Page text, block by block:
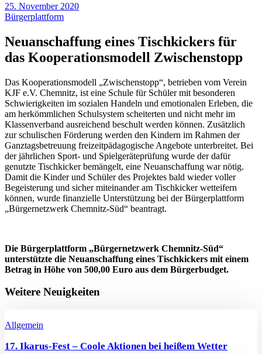
25. November 2020
Bürgerplattform
Neuanschaffung eines Tischkickers für
das Kooperationsmodell Zwischenstopp
Das Kooperationsmodell „Zwischenstopp“, betrieben vom Verein
KJF e.V. Chemnitz, ist eine Schule für Schüler mit besonderen
Schwierigkeiten im sozialen Handeln und emotionalen Erleben, die
am herkömmlichen Schulsystem scheiterten und nicht mehr im
Klassenverband ausreichend beschult werden können. Zusätzlich
zur schulischen Förderung werden den Kindern im Rahmen der
Ganztagsbetreuung freizeitpädagogische Angebote unterbreitet. Bei
der jährlichen Sport- und Spielgeräteprüfung wurde der dafür
genutzte Tischkicker bemängelt, eine Neuanschaffung war nötig.
Damit die Kinder und Schüler des Projektes bald wieder voller
Begeisterung und sicher miteinander am Tischkicker wetteifern
können, wurde finanzielle Unterstützung bei der Bürgerplattform
„Bürgernetzwerk Chemnitz-Süd“ beantragt.
Die Bürgerplattform „Bürgernetzwerk Chemnitz-Süd“
unterstützte die Neuanschaffung eines Tischkickers mit einem
Betrag in Höhe von 500,00 Euro aus dem Bürgerbudget.
Weitere Neuigkeiten
Allgemein
17. Ikarus-Fest – Coole Aktionen bei heißem Wetter